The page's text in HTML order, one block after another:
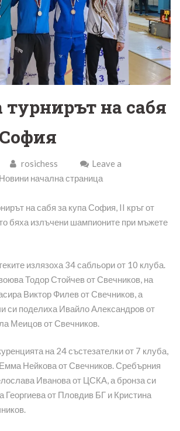
турнирът на сабя
rosichess
Leave a
Новини начална страница
на сабя за купа София, II кръг от
бяха излъчени шампионите при мъжете
излязоха 34 сабльори от 10 клуба.
Тодор Стойчев от Свечников, на
Виктор Филев от Свечников, а
си поделиха Ивайло Александров от
Меицов от Свечников.
на 24 състезателки от 7 клуба,
Нейкова от Свечников. Сребърния
Иванова от ЦСКА, а бронза си
от Пловдив БГ и Кристина